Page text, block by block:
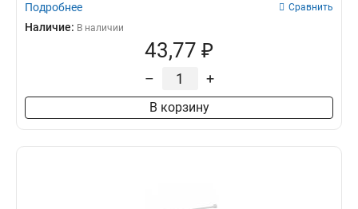
Подробнее Сравнить
Наличие: В наличии
43,77 ₽
– +
В корзину